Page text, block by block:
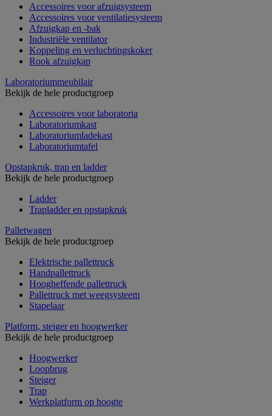
Accessoires voor afzuigsysteem
Accessoires voor ventilatiesysteem
Afzuigkap en -bak
Industriële ventilator
Koppeling en verluchtingskoker
Rook afzuigkap
Laboratoriummeubilair
Bekijk de hele productgroep
Accessoires voor laboratoria
Laboratoriumkast
Laboratoriumladekast
Laboratoriumtafel
Opstapkruk, trap en ladder
Bekijk de hele productgroep
Ladder
Trapladder en opstapkruk
Palletwagen
Bekijk de hele productgroep
Elektrische pallettruck
Handpallettruck
Hoogheffende pallettruck
Pallettruck met weegsysteem
Stapelaar
Platform, steiger en hoogwerker
Bekijk de hele productgroep
Hoogwerker
Loopbrug
Steiger
Trap
Werkplatform op hoogte